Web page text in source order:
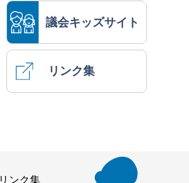
議会キッズサイト
リンク集
リンク集